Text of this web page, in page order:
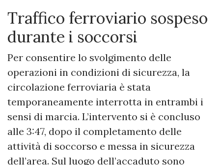
Traffico ferroviario sospeso
durante i soccorsi
Per consentire lo svolgimento delle
operazioni in condizioni di sicurezza, la
circolazione ferroviaria è stata
temporaneamente interrotta in entrambi i
sensi di marcia. L’intervento si è concluso
alle 3:47, dopo il completamento delle
attività di soccorso e messa in sicurezza
dell’area. Sul luogo dell’accaduto sono